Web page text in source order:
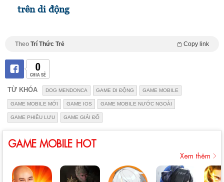
trên di động
Theo Trí Thức Trẻ Copy link
0
CHIA SẺ
TỪ KHÓA DOG MENDONCA GAME DI ĐỘNG GAME MOBILE
GAME MOBILE MỚI GAME IOS GAME MOBILE NƯỚC NGOÀI
GAME PHIÊU LƯU GAME GIẢI ĐỐ
GAME MOBILE HOT
Xem thêm